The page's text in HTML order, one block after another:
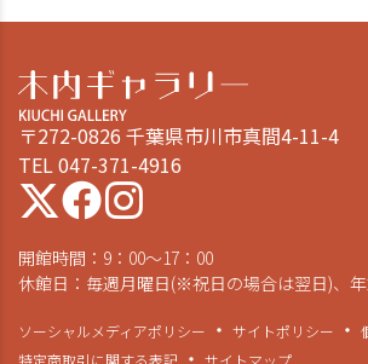
〒272-0826 千葉県市川市真間4-11-4
TEL 047-371-4916
開館時間：9：00～17：00
休館日：毎週月曜日(※祝日の場合は翌日)、年
ソーシャルメディアポリシー サイトポリシー
特定商取引に関する表記
サイトマップ